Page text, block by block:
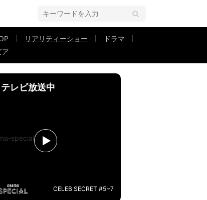
リアリティーショー
ドラマ
ア
なっちゃった」『恋ステ 2022秋 ～Honey Soda Story～』#5
テレビ放送中
CELEB SECRET #5~7